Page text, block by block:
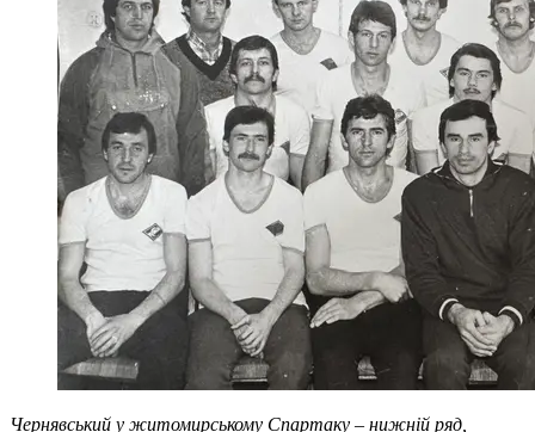
Чернявський у житомирському Спартаку – нижній ряд,